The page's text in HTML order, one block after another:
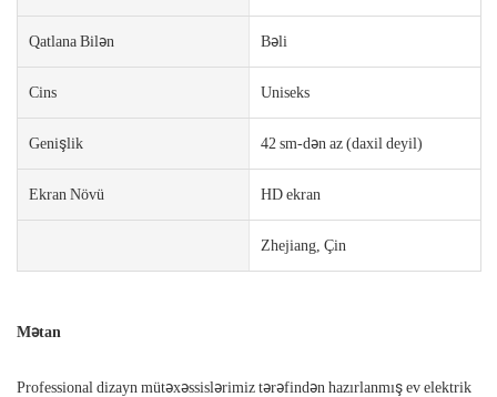
Qatlana Bilən Bəli
Cins Uniseks
Genişlik 42 sm-dən az (daxil deyil)
Ekran Növü HD ekran
Zhejiang, Çin
Mətan
Professional dizayn mütəxəssislərimiz tərəfindən hazırlanmış ev elektrik